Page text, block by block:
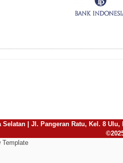
Selatan | Jl. Pangeran Ratu, Kel. 8 Ulu,
Template